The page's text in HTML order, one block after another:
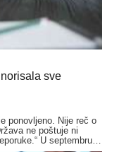
sve
ponovljeno. Nije reč o
ne poštuje ni
U septembru…